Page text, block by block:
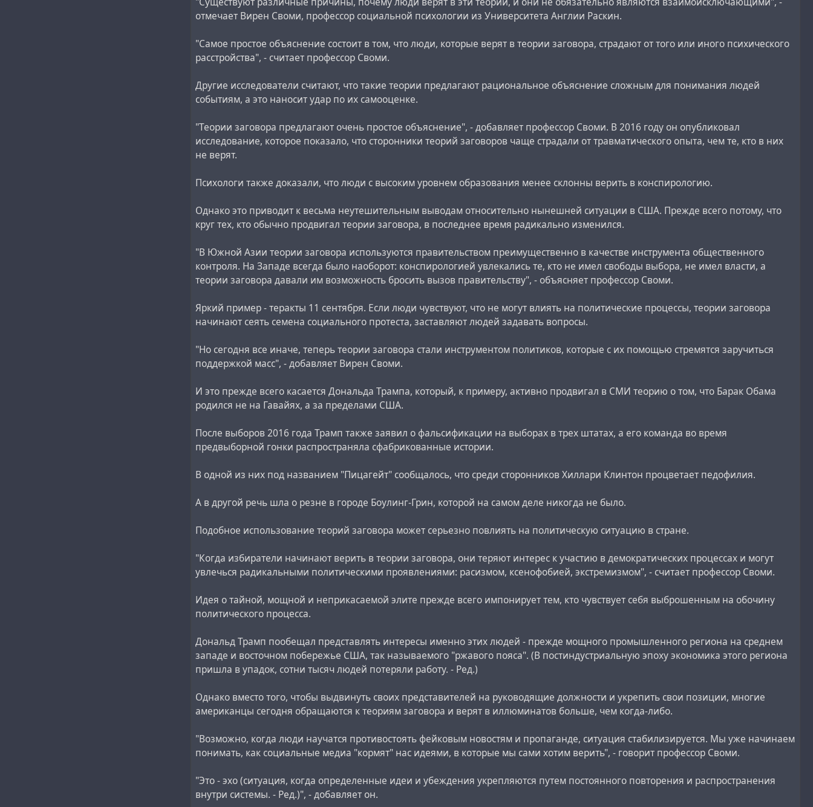
отмечает Вирен Своми, профессор социальной психологии из Университета Англии Раскин.
"Самое простое объяснение состоит в том, что люди, которые верят в теории заговора, страдают от того или иного психического
расстройства", - считает профессор Своми.
Другие исследователи считают, что такие теории предлагают рациональное объяснение сложным для понимания людей
событиям, а это наносит удар по их самооценке.
"Теории заговора предлагают очень простое объяснение", - добавляет профессор Своми. В 2016 году он опубликовал
исследование, которое показало, что сторонники теорий заговоров чаще страдали от травматического опыта, чем те, кто в них
не верят.
Психологи также доказали, что люди с высоким уровнем образования менее склонны верить в конспирологию.
Однако это приводит к весьма неутешительным выводам относительно нынешней ситуации в США. Прежде всего потому, что
круг тех, кто обычно продвигал теории заговора, в последнее время радикально изменился.
"В Южной Азии теории заговора используются правительством преимущественно в качестве инструмента общественного
контроля. На Западе всегда было наоборот: конспирологией увлекались те, кто не имел свободы выбора, не имел власти, а
теории заговора давали им возможность бросить вызов правительству", - объясняет профессор Своми.
Яркий пример - теракты 11 сентября. Если люди чувствуют, что не могут влиять на политические процессы, теории заговора
начинают сеять семена социального протеста, заставляют людей задавать вопросы.
"Но сегодня все иначе, теперь теории заговора стали инструментом политиков, которые с их помощью стремятся заручиться
поддержкой масс", - добавляет Вирен Своми.
И это прежде всего касается Дональда Трампа, который, к примеру, активно продвигал в СМИ теорию о том, что Барак Обама
родился не на Гавайях, а за пределами США.
После выборов 2016 года Трамп также заявил о фальсификации на выборах в трех штатах, а его команда во время
предвыборной гонки распространяла сфабрикованные истории.
В одной из них под названием "Пицагейт" сообщалось, что среди сторонников Хиллари Клинтон процветает педофилия.
А в другой речь шла о резне в городе Боулинг-Грин, которой на самом деле никогда не было.
Подобное использование теорий заговора может серьезно повлиять на политическую ситуацию в стране.
"Когда избиратели начинают верить в теории заговора, они теряют интерес к участию в демократических процессах и могут
увлечься радикальными политическими проявлениями: расизмом, ксенофобией, экстремизмом", - считает профессор Своми.
Идея о тайной, мощной и неприкасаемой элите прежде всего импонирует тем, кто чувствует себя выброшенным на обочину
политического процесса.
Дональд Трамп пообещал представлять интересы именно этих людей - прежде мощного промышленного региона на среднем
западе и восточном побережье США, так называемого "ржавого пояса". (В постиндустриальную эпоху экономика этого региона
пришла в упадок, сотни тысяч людей потеряли работу. - Ред.)
Однако вместо того, чтобы выдвинуть своих представителей на руководящие должности и укрепить свои позиции, многие
американцы сегодня обращаются к теориям заговора и верят в иллюминатов больше, чем когда-либо.
"Возможно, когда люди научатся противостоять фейковым новостям и пропаганде, ситуация стабилизируется. Мы уже начинаем
понимать, как социальные медиа "кормят" нас идеями, в которые мы сами хотим верить", - говорит профессор Своми.
"Это - эхо (ситуация, когда определенные идеи и убеждения укрепляются путем постоянного повторения и распространения
внутри системы. - Ред.)", - добавляет он.